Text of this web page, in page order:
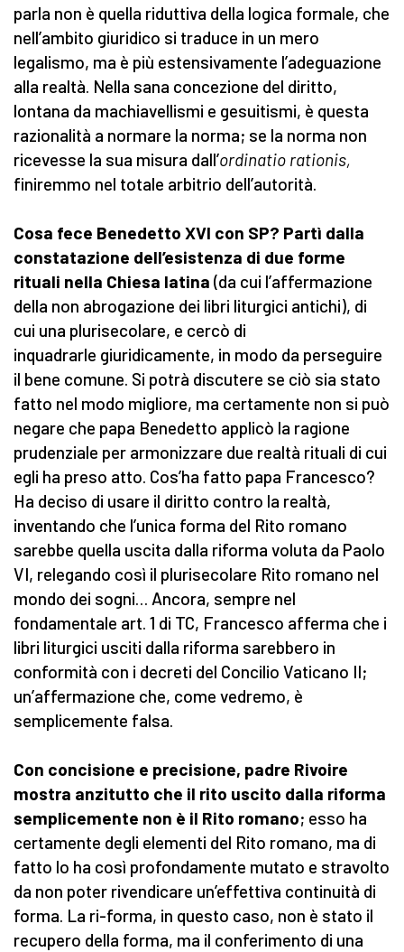
parla non è quella riduttiva della logica formale, che
nell’ambito giuridico si traduce in un mero
legalismo, ma è più estensivamente l’adeguazione
alla realtà. Nella sana concezione del diritto,
lontana da machiavellismi e gesuitismi, è questa
razionalità a normare la norma; se la norma non
ricevesse la sua misura dall’ordinatio rationis,
finiremmo nel totale arbitrio dell’autorità.
Cosa fece Benedetto XVI con SP? Partì dalla
constatazione dell’esistenza di due forme
rituali nella Chiesa latina (da cui l’affermazione
della non abrogazione dei libri liturgici antichi), di
cui una plurisecolare, e cercò di
inquadrarle giuridicamente, in modo da perseguire
il bene comune. Si potrà discutere se ciò sia stato
fatto nel modo migliore, ma certamente non si può
negare che papa Benedetto applicò la ragione
prudenziale per armonizzare due realtà rituali di cui
egli ha preso atto. Cos’ha fatto papa Francesco?
Ha deciso di usare il diritto contro la realtà,
inventando che l’unica forma del Rito romano
sarebbe quella uscita dalla riforma voluta da Paolo
VI, relegando così il plurisecolare Rito romano nel
mondo dei sogni… Ancora, sempre nel
fondamentale art. 1 di TC, Francesco afferma che i
libri liturgici usciti dalla riforma sarebbero in
conformità con i decreti del Concilio Vaticano II;
un’affermazione che, come vedremo, è
semplicemente falsa.
Con concisione e precisione, padre Rivoire
mostra anzitutto che il rito uscito dalla riforma
semplicemente non è il Rito romano; esso ha
certamente degli elementi del Rito romano, ma di
fatto lo ha così profondamente mutato e stravolto
da non poter rivendicare un’effettiva continuità di
forma. La ri-forma, in questo caso, non è stato il
recupero della forma, ma il conferimento di una